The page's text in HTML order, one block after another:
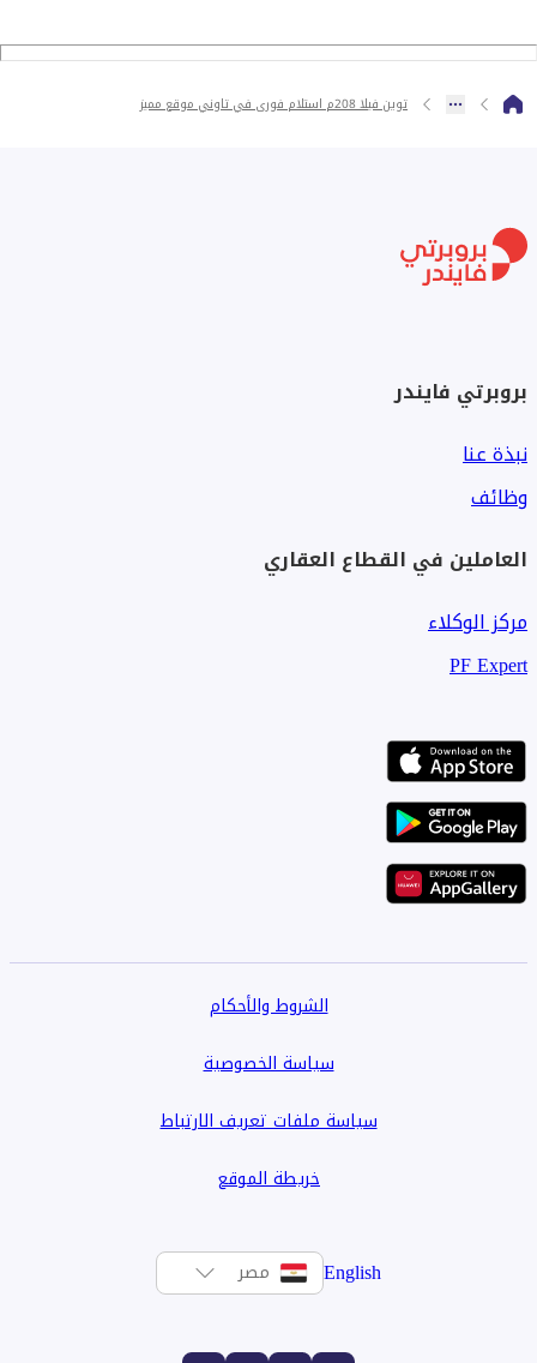
توين فيلا 208م استلام فورى في تاوني موقع مميز
بروبرتي فايندر
نبذة عنا
وظائف
العاملين في القطاع العقاري
مركز الوكلاء
PF Expert
الشروط والأحكام
سياسة الخصوصية
سياسة ملفات تعريف الارتباط
خريطة الموقع
English مصر